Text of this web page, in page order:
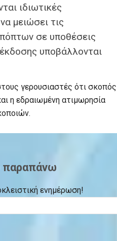
ιδιωτικές
μειώσει τις
σε υποθέσεις
υποβάλλονται
γερουσιαστές ότι σκοπός
η εδραιωμένη ατιμωρησία
παραπάνω
ενημέρωση!